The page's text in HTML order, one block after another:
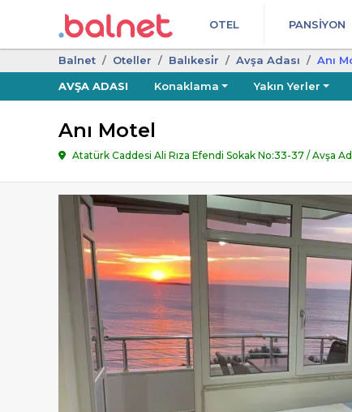
OTEL PANSIYON
Balnet Oteller Balıkesi̇r Avşa Adası
Anı
AVŞA ADASI
Konaklama Yakın Yerler
Anı Motel
Atatürk Caddesi Ali Rıza Efendi Sokak No:33-37 / Avşa